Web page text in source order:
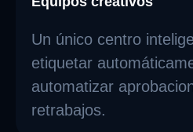
Un único centro
etiquetar
automatizar
retrabajos.